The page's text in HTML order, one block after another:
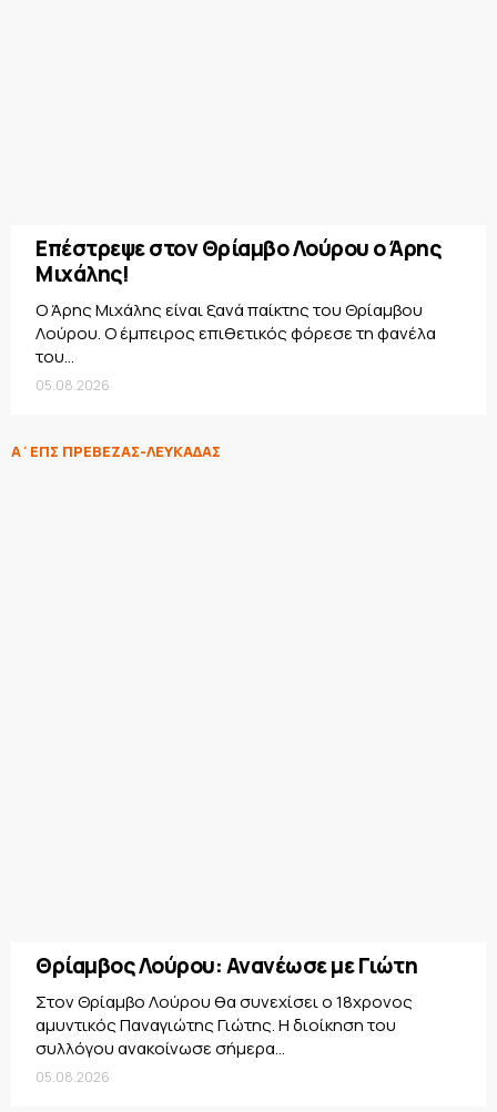
Επέστρεψε στον Θρίαμβο Λούρου ο Άρης
Μιχάλης!
Ο Άρης Μιχάλης είναι ξανά παίκτης του Θρίαμβου
Λούρου. Ο έμπειρος επιθετικός φόρεσε τη φανέλα
του...
05.08.2026
Α΄ΕΠΣ ΠΡΕΒΕΖΑΣ-ΛΕΥΚΑΔΑΣ
Θρίαμβος Λούρου: Ανανέωσε με Γιώτη
Στον Θρίαμβο Λούρου θα συνεχίσει ο 18χρονος
αμυντικός Παναγιώτης Γιώτης. Η διοίκηση του
συλλόγου ανακοίνωσε σήμερα...
05.08.2026